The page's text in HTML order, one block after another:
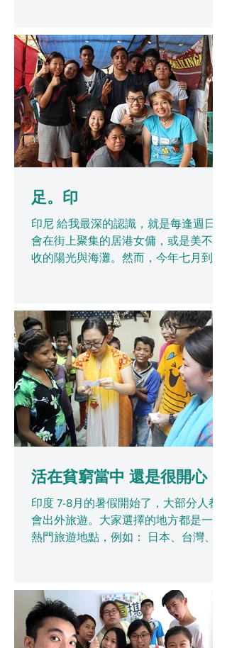
40多年的國家，窮困，人口擠迫，經濟
緩助成為國家發展經濟的攔阻。...
足。印
印尼 給我最深的認識，就是每逢週日也
會在街上聚集的居港女傭，或是美不勝
收的陽光與海灘。然而，今年七月到訪
有更深的了解。 有別於旅遊景點的繁
華，我們住在當地人的房子裡。每晚洗
澡煮飯都要燒柴煲水，房間裡因此充
滿...
活在貧窮當中 還是很開心
印度 7-8月的暑假開始了，大部分人都
會出外旅遊。大家選擇的地方都是一些
熱門旅遊地點，例如： 日本、台灣、新
出發之前，身邊的人都會擔心我的安
全，讓我也不自覺得有點恐懼。或許這
就是印度給大家的印象...